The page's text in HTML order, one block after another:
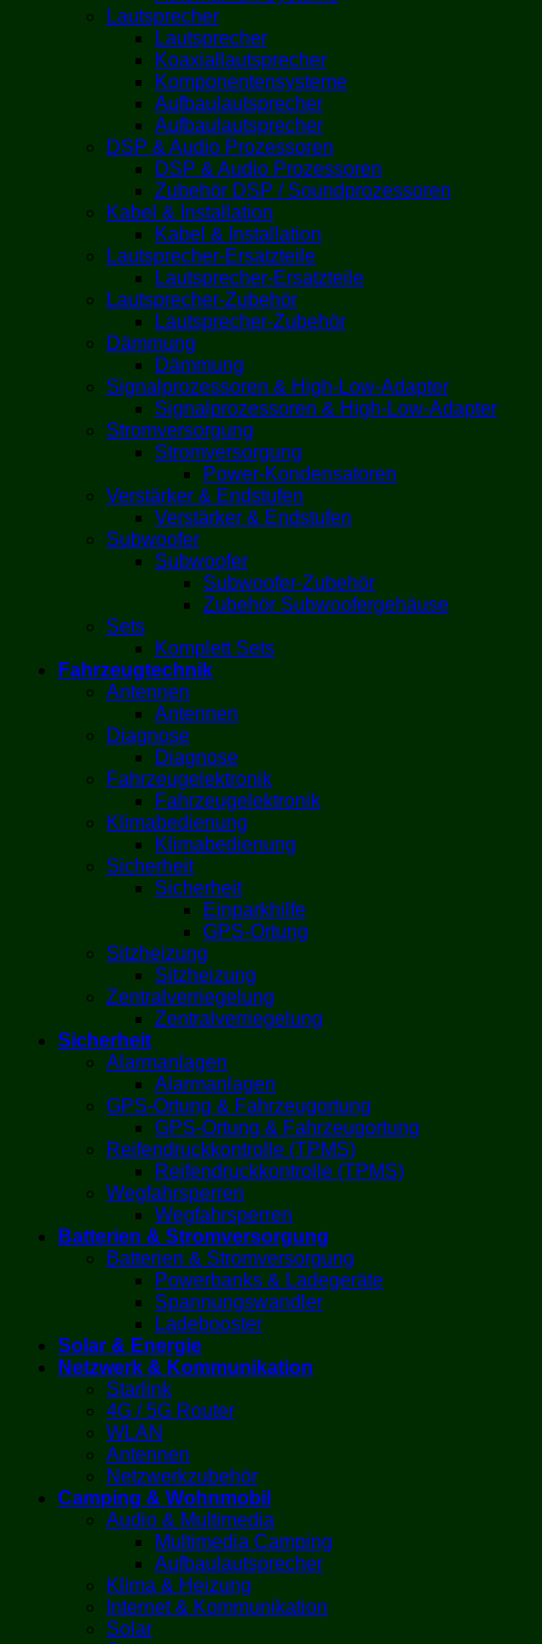
Lautsprecher
Lautsprecher
Koaxiallautsprecher
Komponentensysteme
Aufbaulautsprecher
Aufbaulautsprecher
DSP & Audio Prozessoren
DSP & Audio Prozessoren
Zubehör DSP / Soundprozessoren
Kabel & Installation
Kabel & Installation
Lautsprecher-Ersatzteile
Lautsprecher-Ersatzteile
Lautsprecher-Zubehör
Lautsprecher-Zubehör
Dämmung
Dämmung
Signalprozessoren & High-Low-Adapter
Signalprozessoren & High-Low-Adapter
Stromversorgung
Stromversorgung
Power-Kondensatoren
Verstärker & Endstufen
Verstärker & Endstufen
Subwoofer
Subwoofer
Subwoofer-Zubehör
Zubehör Subwoofergehäuse
Sets
Komplett Sets
Fahrzeugtechnik
Antennen
Antennen
Diagnose
Diagnose
Fahrzeugelektronik
Fahrzeugelektronik
Klimabedienung
Klimabedienung
Sicherheit
Sicherheit
Einparkhilfe
GPS-Ortung
Sitzheizung
Sitzheizung
Zentralverriegelung
Zentralverriegelung
Sicherheit
Alarmanlagen
Alarmanlagen
GPS-Ortung & Fahrzeugortung
GPS-Ortung & Fahrzeugortung
Reifendruckkontrolle (TPMS)
Reifendruckkontrolle (TPMS)
Wegfahrsperren
Wegfahrsperren
Batterien & Stromversorgung
Batterien & Stromversorgung
Powerbanks & Ladegeräte
Spannungswandler
Ladebooster
Solar & Energie
Netzwerk & Kommunikation
Starlink
4G / 5G Router
WLAN
Antennen
Netzwerkzubehör
Camping & Wohnmobil
Audio & Multimedia
Multimedia Camping
Aufbaulautsprecher
Klima & Heizung
Internet & Kommunikation
Solar